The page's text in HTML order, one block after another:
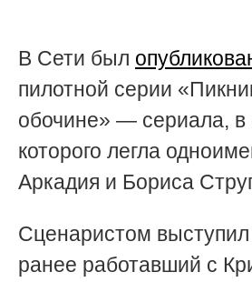
В Сети был
пилотной серии
обочине» — сериала, в
которого легла
Аркадия и Бориса
Сценаристом
ранее работавший с